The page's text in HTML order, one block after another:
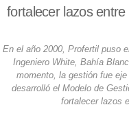
fortalecer lazos
En el año 2000, Profertil puso
Ingeniero White, Bahía
momento, la gestión fue
desarrolló el Modelo de
fortalecer lazos